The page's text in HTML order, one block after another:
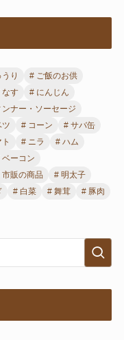
うり
ご飯のお供
なす
にんじん
ンナー・ソーセージ
ツ コーン
サバ缶
ト ニラ
ハム
ベーコン
市販の商品
明太子
白菜 舞茸
豚肉